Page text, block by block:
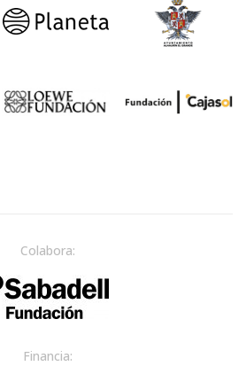
Colabora:
Financia: